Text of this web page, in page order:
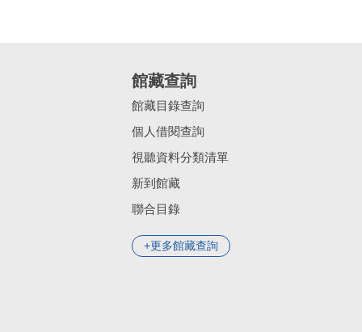
館藏查詢
館藏目錄查詢
個人借閱查詢
視聽資料分類清單
新到館藏
聯合目錄
更多館藏查詢